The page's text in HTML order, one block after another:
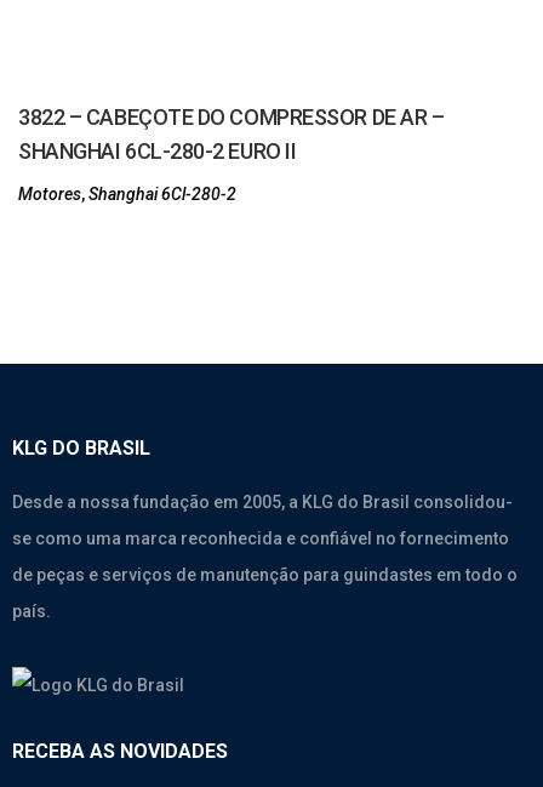
3822 – CABEÇOTE DO COMPRESSOR DE AR –
SHANGHAI 6CL-280-2 EURO II
Motores,Shanghai 6Cl-280-2
KLG DO BRASIL
Desde a nossa fundação em 2005, a KLG do Brasil consolidou-
se como uma marca reconhecida e confiável no fornecimento
de peças e serviços de manutenção para guindastes em todo o
país.
RECEBA AS NOVIDADES